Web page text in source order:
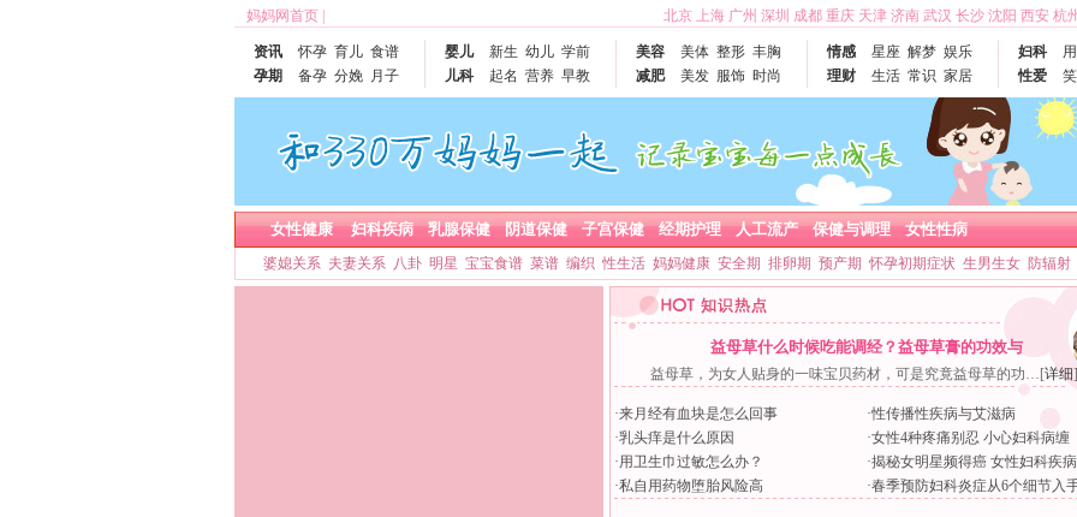
妈妈网首页 北京 上海 广州 深圳 成都 重庆 天津 济南 武汉 长沙 沈阳 西安 杭州
资讯 怀孕 育儿 食谱
孕期
备孕 分娩 月子
婴儿 新生 幼儿 学前
儿科
起名 营养 早教
美容 美体 整形 丰胸
减肥
美发 服饰 时尚
情感 星座 解梦 娱乐
理财
生活 常识 家居
妇科
性爱
女性健康 妇科疾病 乳腺保健 阴道保健 子宫保健 经期护理 人工流产 保健与调理 女性性病
婆媳关系 夫妻关系 八卦 明星 宝宝食谱 菜谱 编织 性生活 妈妈健康 安全期 排卵期 预产期 怀孕初期症状 生男生女 防辐射
益母草什么时候吃能调经？益母草膏的功效与
益母草，为女人贴身的一味宝贝药材，可是究竟益母草的功… [详细]
·来月经有血块是怎么回事
·乳头痒是什么原因
·用卫生巾过敏怎么办？
·私自用药物堕胎风险高
·性传播性疾病与艾滋病
·女性4种疼痛别忍 小心妇科病缠
·揭秘女明星频得癌 女性妇科疾病
·春季预防妇科炎症从6个细节入